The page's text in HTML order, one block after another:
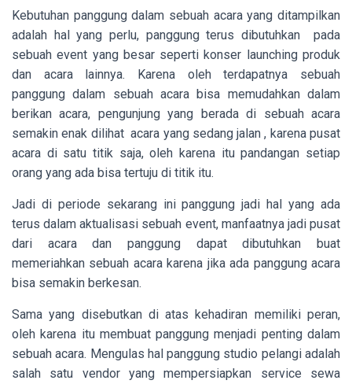
Kebutuhan panggung dalam sebuah acara yang ditampilkan
adalah hal yang perlu, panggung terus dibutuhkan pada
sebuah event yang besar seperti konser launching produk
dan acara lainnya. Karena oleh terdapatnya sebuah
panggung dalam sebuah acara bisa memudahkan dalam
berikan acara, pengunjung yang berada di sebuah acara
semakin enak dilihat acara yang sedang jalan , karena pusat
acara di satu titik saja, oleh karena itu pandangan setiap
orang yang ada bisa tertuju di titik itu.
Jadi di periode sekarang ini panggung jadi hal yang ada
terus dalam aktualisasi sebuah event, manfaatnya jadi pusat
dari acara dan panggung dapat dibutuhkan buat
memeriahkan sebuah acara karena jika ada panggung acara
bisa semakin berkesan.
Sama yang disebutkan di atas kehadiran memiliki peran,
oleh karena itu membuat panggung menjadi penting dalam
sebuah acara. Mengulas hal panggung studio pelangi adalah
salah satu vendor yang mempersiapkan service sewa